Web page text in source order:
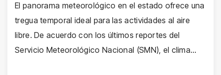
El panorama meteorológico en el estado ofrece una
tregua temporal ideal para las actividades al aire
libre. De acuerdo con los últimos reportes del
Servicio Meteorológico Nacional (SMN), el clima…